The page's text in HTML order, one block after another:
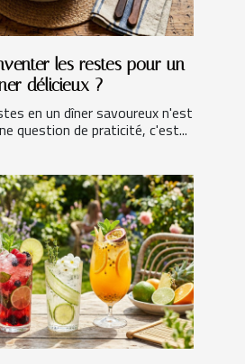
les restes pour un
délicieux ?
en un dîner savoureux n'est
question de praticité, c'est...